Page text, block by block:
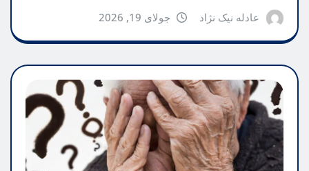
عادله نیک نژاد جولای 19, 2026